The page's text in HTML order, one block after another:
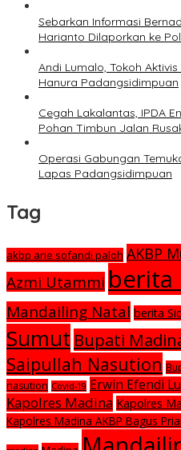
Sebarkan Informasi
Harianto Dilaporkan ke
Andi Lumalo, Tokoh
Hanura Padangsidimpuan
Cegah Lakalantas, IPDA
Pohan Timbun Jalan
Operasi Gabungan
Lapas Padangsidimpuan
Tag
akbp arie sofandi paloh AKBP
Azmi Utammi berita
Mandailing Natal berita
Sumut Bupati
Saipullah Nasution
nasution Covid-19 Erwin Efendi
Kapolres Madina Kapolres
Kapolres Madina AKBP Bagus